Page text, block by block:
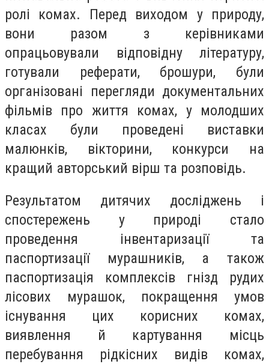
ролі комах. Перед виходом у природу,
вони разом з керівниками
опрацьовували відповідну літературу,
готували реферати, брошури, були
організовані перегляди документальних
фільмів про життя комах, у молодших
класах були проведені виставки
малюнків, вікторини, конкурси на
кращий авторський вірш та розповідь.
Результатом дитячих досліджень і
спостережень у природі стало
проведення інвентаризації та
паспортизації мурашників, а також
паспортизація комплексів гнізд рудих
лісових мурашок, покращення умов
існування цих корисних комах,
виявлення й картування місць
перебування рідкісних видів комах,